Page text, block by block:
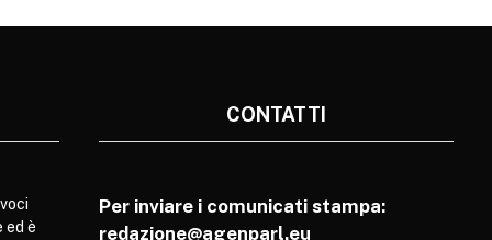
ed è
CONTATTI
Per inviare i comunicati stampa:
redazione@agenparl.eu